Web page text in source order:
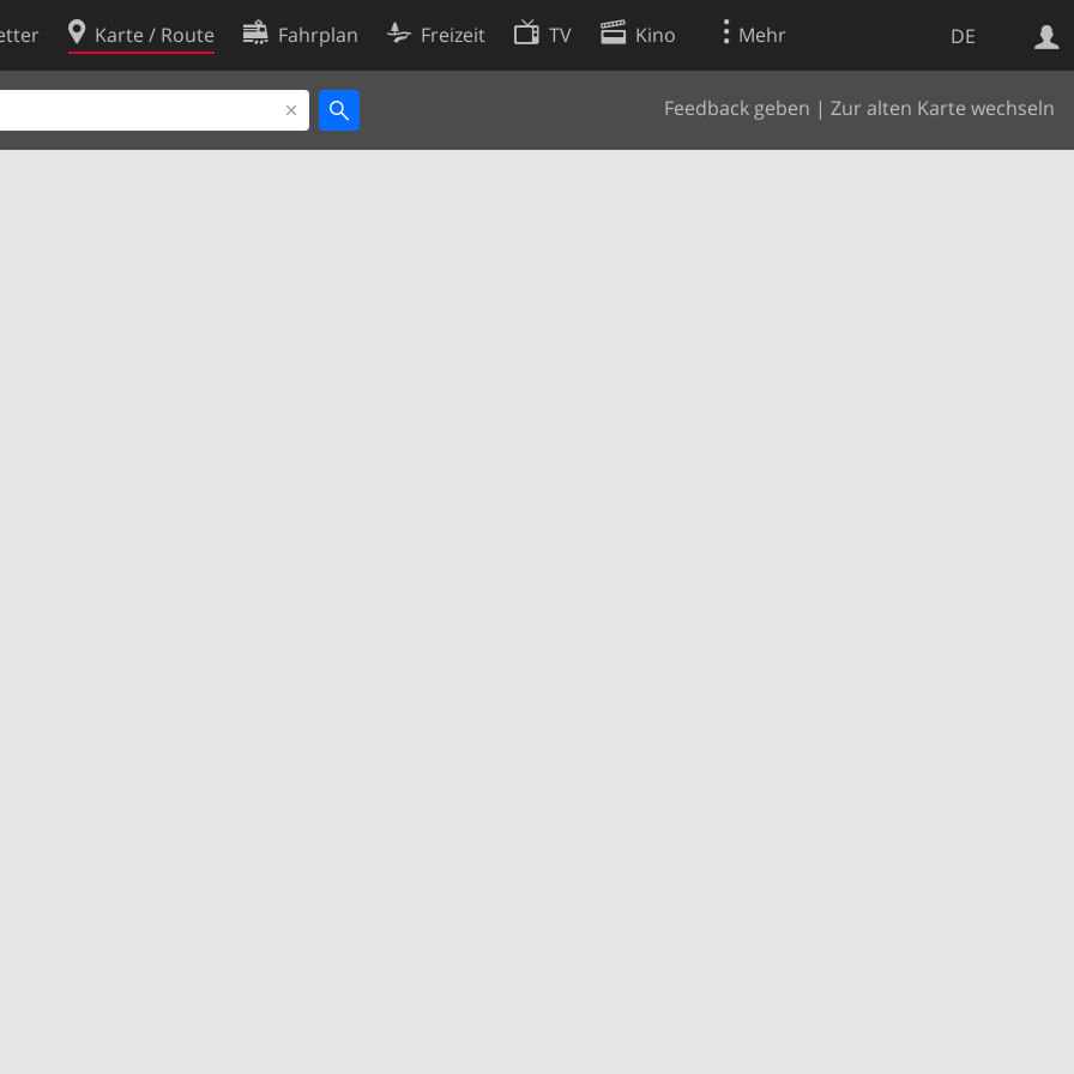
DE
Karte / Route Fahrplan Freizeit TV Kino Mehr
Feedback geben | Zur alten Karte wechseln
Websuche
Cookie-Richtlinie
Cookie-Einstellungen